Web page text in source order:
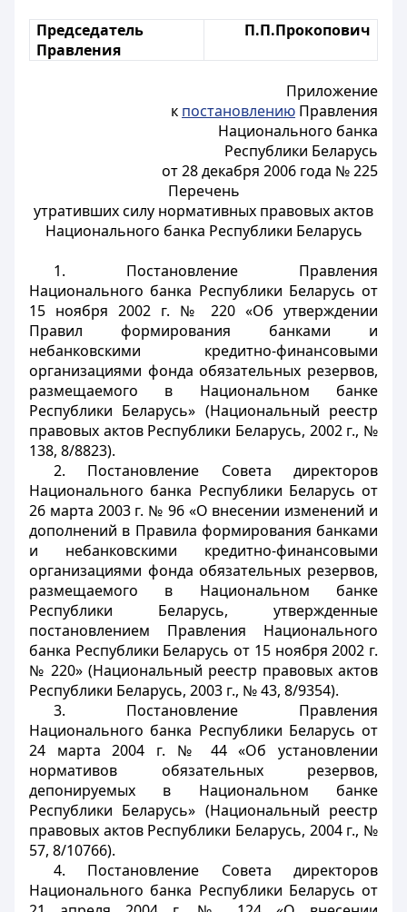
Председатель
Правления
П.П.Прокопович
Приложение
к постановлению Правления
Национального банка
Республики Беларусь
от 28 декабря 2006 года № 225
Перечень
утративших силу нормативных правовых актов
Национального банка Республики Беларусь
1. Постановление Правления
Национального банка Республики Беларусь от
15 ноября 2002 г. № 220 «Об утверждении
Правил формирования банками и
небанковскими кредитно-финансовыми
организациями фонда обязательных резервов,
размещаемого в Национальном банке
Республики Беларусь» (Национальный реестр
правовых актов Республики Беларусь, 2002 г., №
138, 8/8823).
2. Постановление Совета директоров
Национального банка Республики Беларусь от
26 марта 2003 г. № 96 «О внесении изменений и
дополнений в Правила формирования банками
и небанковскими кредитно-финансовыми
организациями фонда обязательных резервов,
размещаемого в Национальном банке
Республики Беларусь, утвержденные
постановлением Правления Национального
банка Республики Беларусь от 15 ноября 2002 г.
№ 220» (Национальный реестр правовых актов
Республики Беларусь, 2003 г., № 43, 8/9354).
3. Постановление Правления
Национального банка Республики Беларусь от
24 марта 2004 г. № 44 «Об установлении
нормативов обязательных резервов,
депонируемых в Национальном банке
Республики Беларусь» (Национальный реестр
правовых актов Республики Беларусь, 2004 г., №
57, 8/10766).
4. Постановление Совета директоров
Национального банка Республики Беларусь от